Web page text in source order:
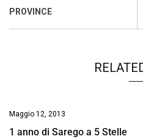
k
PROVINCE
Maggio 12, 2013
1 anno di Sarego a 5 Stelle